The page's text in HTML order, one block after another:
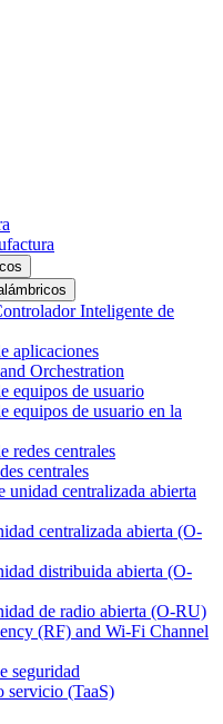
Inteligente de
aplicaciones
Orchestration
equipos de usuario
equipos de usuario en la
redes centrales
centrales
unidad centralizada abierta
centralizada abierta (O-
distribuida abierta (O-
de radio abierta (O-RU)
(RF) and Wi-Fi Channel
seguridad
servicio (TaaS)